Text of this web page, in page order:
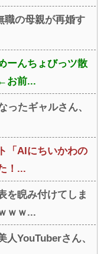
職の母親が再婚す
ーんちょびっツ散
お前...
ったギャルさん、
「AIにちいかわの
！...
を睨み付けてしま
ｗｗ...
人YouTuberさん、